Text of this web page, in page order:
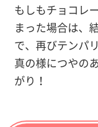
もしもチョコレ
まった場合は、
で、再びテンパ
真の様につやの
がり！